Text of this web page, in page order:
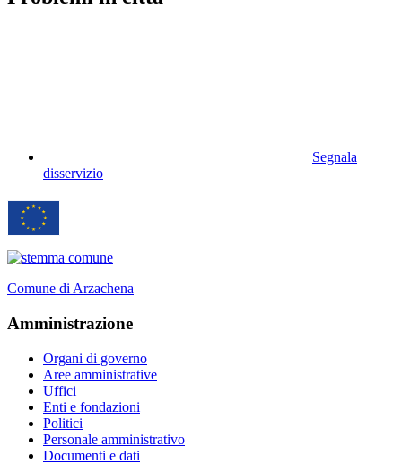
Segnala
disservizio
Comune di Arzachena
Amministrazione
Organi di governo
Aree amministrative
Uffici
Enti e fondazioni
Politici
Personale amministrativo
Documenti e dati